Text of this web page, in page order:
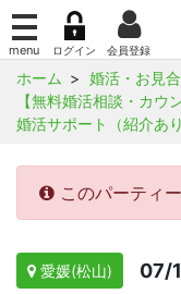
ホーム
婚活・お見
【無料婚活相談・カ
婚活サポート（紹介あり
このパーティ
愛媛(松山) 07/